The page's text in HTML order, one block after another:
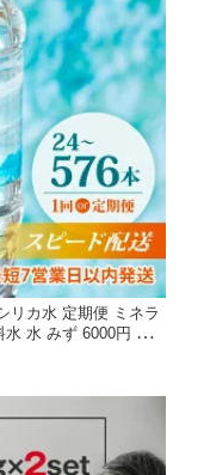
リカ水 定期便 ミネラ
水 水 みず 6000円 日
品 防災グッズ 備蓄水
市